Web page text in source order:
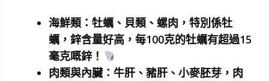
海鮮類：牡蠣、貝類、螺肉 ，特別係牡
蠣，鋅含量好高，每100克的牡蠣有超過15
毫克嘅鋅！
肉類與內臟：牛肝、豬肝、小麥胚芽 ，肉